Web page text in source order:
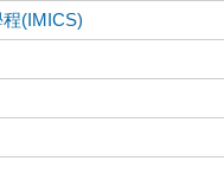
(IMICS)